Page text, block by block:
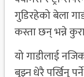
गुडिरहेको बेला
कस्ता छन् भन्ने कुरा
यो गाडीलाई
बुझ्न धेरै पर्खिनु